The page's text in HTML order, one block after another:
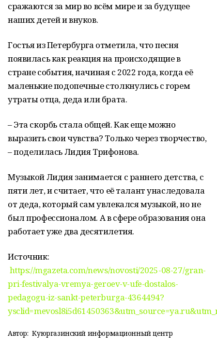
сражаются за мир во всём мире и за будущее
наших детей и внуков.
Гостья из Петербурга отметила, что песня
появилась как реакция на происходящие в
стране события, начиная с 2022 года, когда её
маленькие подопечные столкнулись с горем
утраты отца, деда или брата.
– Эта скорбь стала общей. Как еще можно
выразить свои чувства? Только через творчество,
– поделилась Лидия Трифонова.
Музыкой Лидия занимается с раннего детства, с
пяти лет, и считает, что её талант унаследовала
от деда, который сам увлекался музыкой, но не
был профессионалом. А в сфере образования она
работает уже два десятилетия.
Источник:
https://mgazeta.com/news/novosti/2025-08-27/gran-
pri-festivalya-vremya-geroev-v-ufe-dostalos-
pedagogu-iz-sankt-peterburga-4364494?
Автор: Куюргазинский информационный центр